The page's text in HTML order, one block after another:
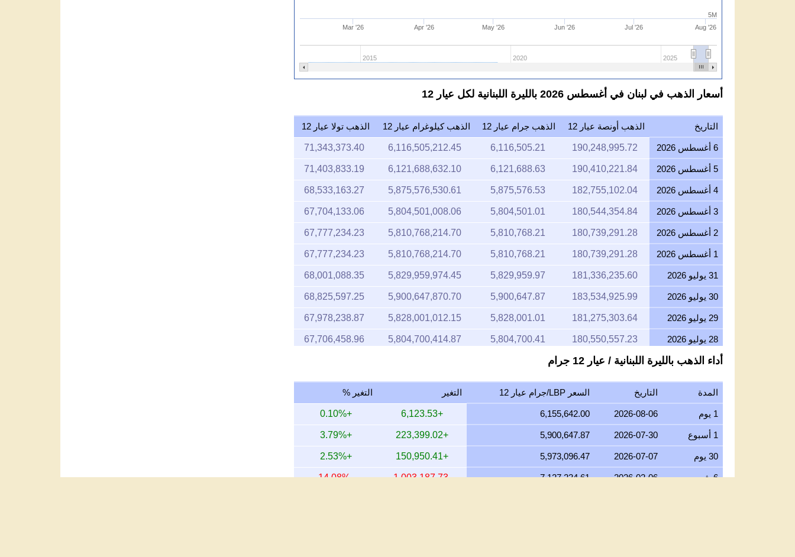
Mar '26 Apr '26 May '26 Jun '26 Jul '26 Aug '26
2015 2020 2025
5M
أسعار الذهب في لبنان في أغسطس 2026 بالليرة اللبنانية لكل عيار 12
التاريخ الذهب أونصة عيار 12 الذهب جرام عيار 12 الذهب كيلوغرام عيار 12 الذهب تولا عيار 12
6 أغسطس 2026 190,248,995.72
6,116,505.21
6,116,505,212.45
71,343,373.40
5 أغسطس 2026 190,410,221.84
6,121,688.63
6,121,688,632.10
71,403,833.19
4 أغسطس 2026 182,755,102.04
5,875,576.53
5,875,576,530.61
68,533,163.27
3 أغسطس 2026 180,544,354.84
5,804,501.01
5,804,501,008.06
67,704,133.06
2 أغسطس 2026 180,739,291.28
5,810,768.21
5,810,768,214.70
67,777,234.23
1 أغسطس 2026 180,739,291.28
5,810,768.21
5,810,768,214.70
67,777,234.23
31 يوليو 2026 181,336,235.60
5,829,959.97
5,829,959,974.45
68,001,088.35
30 يوليو 2026 183,534,925.99
5,900,647.87
5,900,647,870.70
68,825,597.25
29 يوليو 2026 181,275,303.64
5,828,001.01
5,828,001,012.15
67,978,238.87
28 يوليو 2026 180,550,557.23
5,804,700.41
5,804,700,414.87
67,706,458.96
27 يوليو 2026 182,755,102.04
26 يوليو 2026 181,319,027.10
5,829,406.72
5,829,406,721.11
67,994,635.16
25 يوليو 2026 181,319,027.10
5,829,406.72
5,829,406,721.11
67,994,635.16
24 يوليو 2026 181,916,682.96
5,848,621.36
23 يوليو 2026 181,299,500.78
5,828,778.95
22 يوليو 2026 185,793,425.59
5,973,258.63
أداء الذهب بالليرة اللبنانية / عيار 12 جرام
المدة التاريخ السعر LBP/جرام عيار 12 التغير التغير %
1 يوم 2026-08-06
6,155,642.00
+6,123.53
+0.10%
1 أسبوع 2026-07-30
5,900,647.87
+223,399.02
+3.79%
30 يوم 2026-07-07
5,973,096.47
+150,950.41
+2.53%
6 شهور 2026-02-06
7,127,234.61
-1,003,187.73
-14.08%